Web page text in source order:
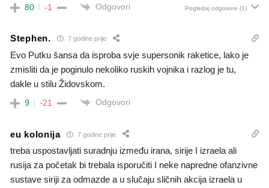
80 -1 Odgovori Pogledaj odgovore (1)
Stephen. 7 godine prije
Evo Putku šansa da isproba svje supersonik raketice, lako je
zmisliti da je poginulo nekoliko ruskih vojnika i razlog je tu,
dakle u stilu Židovskom.
9 -21 Odgovori
eu kolonija 7 godine prije
treba uspostavljati suradnju između irana, sirije I izraela ali
rusija za početak bi trebala isporučiti I neke napredne ofanzivne
sustave siriji za odmazde a u slučaju sličnih akcija izraela u